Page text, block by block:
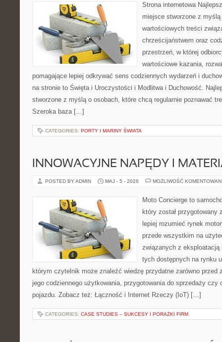
Strona internetowa
miejsce stworzone z
wartościowych treści
chrześcijaństwem oraz
przestrzeń, w której
wartościowe kazania,
pomagające lepiej odkrywać sens codziennych wydarzeń i
na stronie to Święta i Uroczystości i Modlitwa i Duchowość.
stworzone z myślą o osobach, które chcą regularnie poznawać
Szeroka baza […]
CATEGORIES: PORTY I MARINY ŚWIATA
INNOWACYJNE NAPĘDY I
POSTED BY ADMIN MAJ - 5 - 2026 MOŻLIWOŚĆ
Moto Concierge to
który został
lepiej rozumieć rynek
przede wszystkim na
związanych z eksploatacją
tych dostępnych na rynku
którym czytelnik może znaleźć wiedzę przydatne zarówno przed
jego codziennego użytkowania, przygotowania do sprzedaży czy
pojazdu. Zobacz też: Łączność i Internet Rzeczy (IoT) […]
CATEGORIES: CASE STUDIES – SUKCESY I PORAŻKI FIRM